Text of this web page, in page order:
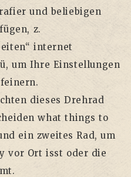
und beliebigen
z.
internet
um Ihre Einstellungen
dieses Drehrad
what things to
ein zweites Rad, um
vor Ort isst oder die